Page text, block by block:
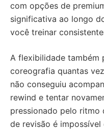
com opções de
significativa ao longo
você treinar
A flexibilidade também
coreografia quantas
não conseguiu
rewind e tentar
pressionado pelo ritmo
de revisão é impossível